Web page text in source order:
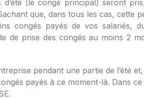
(le congé principal) seront
que, dans tous les cas, cette
congés payés de vos salariés,
de prise des congés au moins 2
pendant une partie de l’été
payés à ce moment-là. Dans